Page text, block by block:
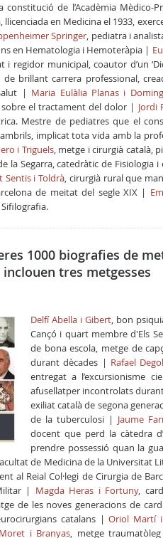
de l’Acadèmia Mèdico-
en Medicina el 1933,
Springer, pediatra i
en Hematologia i Hemoteràpia |
regidor municipal, coautor d’un
de brillant carrera professional,
| Maria Eulàlia Planas i
el tractament del dolor | Jordi
Mestre de pediatres que el
implicat tota vida amb la
i Triguels, metge i cirurgià català,
la Segarra, catedràtic de Fisiologia
Sentis i Toldrà, cirurgià rural que
de meitat del segle XIX |
Sifilografia.
1000 biografies de
tres metgesses
Delfí Abella i Gibert, bon
Cançó i quart membre d'Els
de bona escola, metge de
durant dècades | Rafael
entregat a l’excursionisme
afusellatper incontrolats
exiliat català de segona
de la tuberculosi | Jaume
docent que perd la càtedra
prendre possessió quan la
de Medicina de la Universitat
al Reial Col·legi de Cirurgia de
| Magda Heras i Fortuny,
de les noves generacions de
catalans |Oriol Martí i
i Branyas, metge